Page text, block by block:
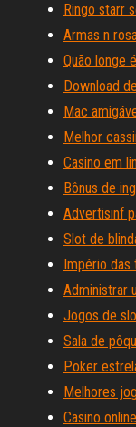
Ringo starr
Armas n
Quão longe
Download
Mac
Melhor
Casino em
Bônus de
Advertisinf
Slot de
Império das
Administrar
Jogos de
Sala de
Poker
Melhores
Casino